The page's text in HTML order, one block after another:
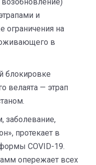
и
ограничения на
в
блокировке
велаята — этрап
заболевание,
протекает в
COVID-19.
опережает всех